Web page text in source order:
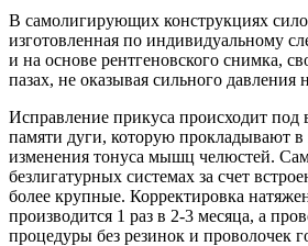
В самолигирующих конструкциях
изготовленная по индивидуальному
и на основе рентгеновского снимка,
пазах, не оказывая сильного давления
Исправление прикуса происходит под
памяти дуги, которую прокладывают в
изменения тонуса мышц челюстей.
безлигатурных системах за счет
более крупные. Корректировка
производится 1 раз в 2-3 месяца, а
процедуры без резинок и проволочек